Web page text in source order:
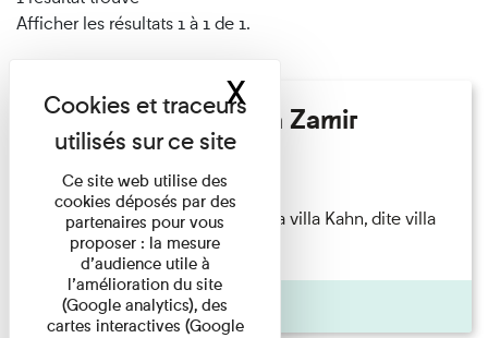
Afficher les résultats 1 à 1 de 1.
Hélène Gaudy - Villa Zamir
Lecture
couchant) [Angle nord-est de la villa Kahn, dite villa
Zamir et lumières du ...
Pages
Ce site web utilise des
cookies déposés par des
partenaires pour vous
proposer : la mesure
d’audience utile à
l’amélioration du site
(Google analytics), des
cartes interactives (Google
XMasquer le